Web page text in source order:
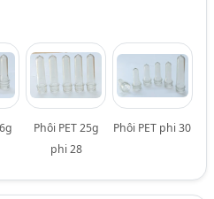
Phôi PET 25g
phi 28
Phôi PET phi 30